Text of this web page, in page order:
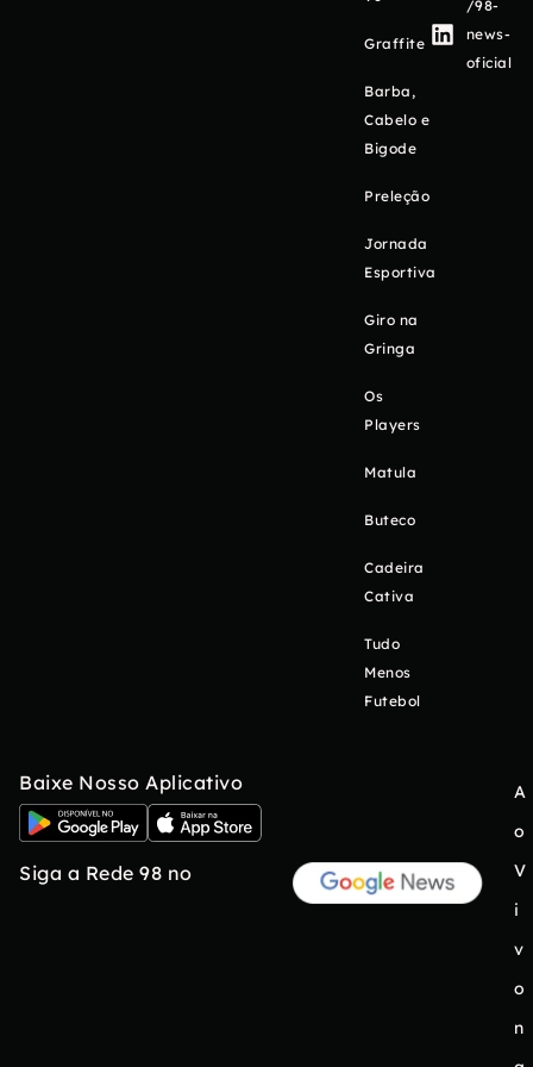
Graffite
Barba,
Cabelo e
Bigode
Preleção
Jornada
Esportiva
Giro na
Gringa
Os
Players
Matula
Buteco
Cadeira
Cativa
Tudo
Menos
Futebol
/98-
news-
oficial
Baixe Nosso Aplicativo
Siga a Rede 98 no
A
o
V
i
v
o
n